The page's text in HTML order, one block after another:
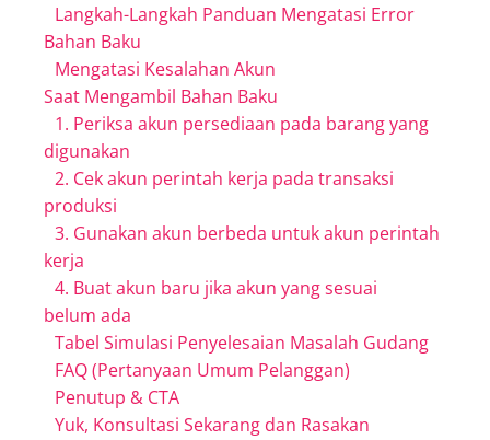
Langkah-Langkah Panduan Mengatasi Error
Bahan Baku
Mengatasi Kesalahan Akun
Saat Mengambil Bahan Baku
1. Periksa akun persediaan pada barang yang
digunakan
2. Cek akun perintah kerja pada transaksi
produksi
3. Gunakan akun berbeda untuk akun perintah
kerja
4. Buat akun baru jika akun yang sesuai
belum ada
Tabel Simulasi Penyelesaian Masalah Gudang
FAQ (Pertanyaan Umum Pelanggan)
Penutup & CTA
Yuk, Konsultasi Sekarang dan Rasakan